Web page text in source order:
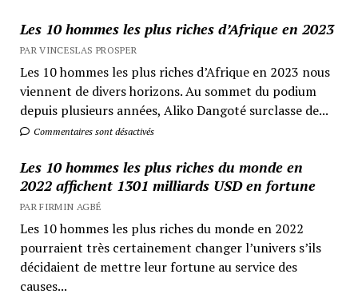
Les 10 hommes les plus riches d’Afrique en 2023
PAR VINCESLAS PROSPER
Les 10 hommes les plus riches d’Afrique en 2023 nous
viennent de divers horizons. Au sommet du podium
depuis plusieurs années, Aliko Dangoté surclasse de...
Commentaires sont désactivés
Les 10 hommes les plus riches du monde en
2022 affichent 1301 milliards USD en fortune
PAR FIRMIN AGBÉ
Les 10 hommes les plus riches du monde en 2022
pourraient très certainement changer l’univers s’ils
décidaient de mettre leur fortune au service des
causes...